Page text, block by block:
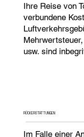
Ihre Reise von
verbundene
usw. sind
RÜCKERSTATTUNGEN
Im Falle einer